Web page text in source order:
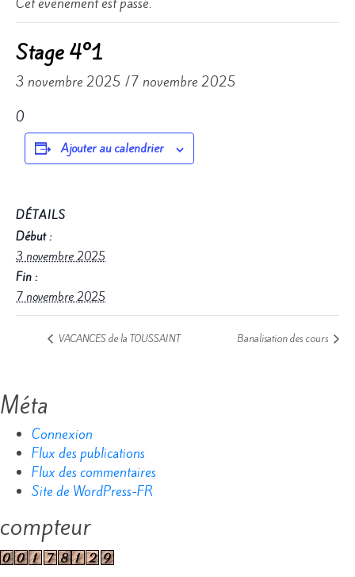
Stage 4°1
3 novembre 2025 /7 novembre 2025
0
Ajouter au calendrier
DÉTAILS
Début :
3 novembre 2025
Fin :
7 novembre 2025
VACANCES de la TOUSSAINT Banalisation des cours
Méta
Connexion
Flux des publications
Flux des commentaires
Site de WordPress-FR
compteur